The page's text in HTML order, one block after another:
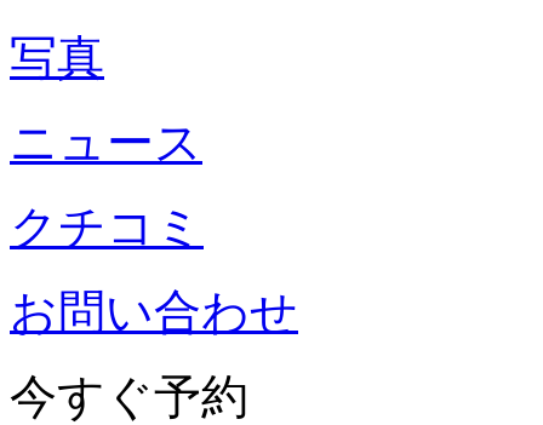
写真
ニュース
クチコミ
お問い合わせ
今すぐ予約